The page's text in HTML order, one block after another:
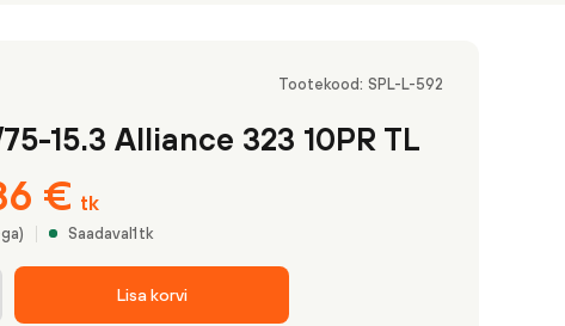
Tootekood: SPL-L-592
15.3 Alliance 323 10PR TL
€ tk
Saadaval1 tk
Lisa korvi